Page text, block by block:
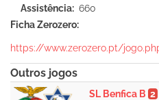
Assistência
660
Ficha Zerozero:
https://www.zerozero.pt/
Outros jogos
SL Benfica B 2